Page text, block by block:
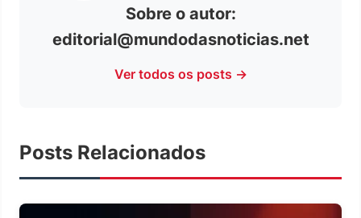
Sobre o autor:
editorial@mundodasnoticias.net
Ver todos os posts →
Posts Relacionados